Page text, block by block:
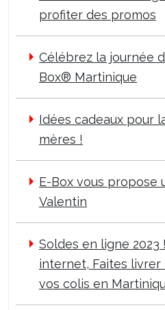
profiter des promos
Célébrez la journée
Box® Martinique
Idées cadeaux pour
mères !
E-Box vous propose
Valentin
Soldes en ligne 2023
internet, Faites livrer
vos colis en